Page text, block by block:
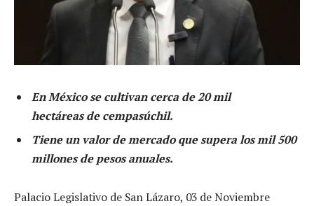
En México se cultivan cerca de 20 mil
hectáreas de cempasúchil.
Tiene un valor de mercado que supera los mil 500
millones de pesos anuales.
Palacio Legislativo de San Lázaro, 03 de Noviembre